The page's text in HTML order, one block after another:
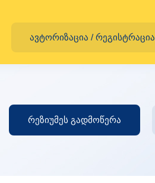
ავტორიზაცია / რეგისტრაცია
რეზიუმეს გადმოწერა